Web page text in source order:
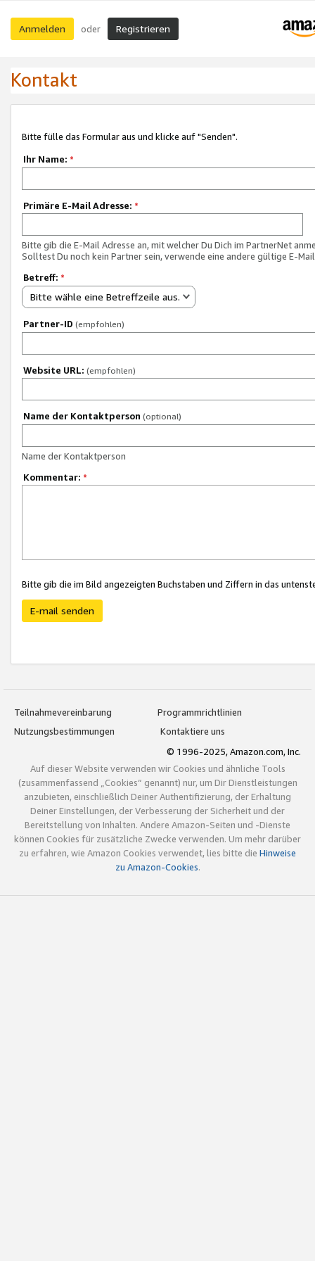
Anmelden oder Registrieren
Kontakt
Bitte fülle das Formular aus und klicke auf "Senden".
Ihr Name: *
Primäre E-Mail Adresse: *
Bitte gib die E-Mail Adresse an, mit welcher Du Dich im PartnerNet
Solltest Du noch kein Partner sein, verwende eine andere gültige E-
Betreff: *
Bitte wähle eine Betreffzeile aus.
Partner-ID (empfohlen)
Website URL: (empfohlen)
Name der Kontaktperson (optional)
Name der Kontaktperson
Kommentar: *
Bitte gib die im Bild angezeigten Buchstaben und Ziffern in das
E-mail senden
Teilnahmevereinbarung
Programmrichtlinien
Nutzungsbestimmungen
Kontaktiere uns
© 1996-2025, Amazon.com, Inc.
Auf dieser Website verwenden wir Cookies und ähnliche Tools
(zusammenfassend „Cookies“ genannt) nur, um Dir Dienstleistungen
anzubieten, einschließlich Deiner Authentifizierung, der Erhaltung
Deiner Einstellungen, der Verbesserung der Sicherheit und der
Bereitstellung von Inhalten. Andere Amazon-Seiten und -Dienste
können Cookies für zusätzliche Zwecke verwenden. Um mehr darüber
zu erfahren, wie Amazon Cookies verwendet, lies bitte die Hinweise
zu Amazon-Cookies.